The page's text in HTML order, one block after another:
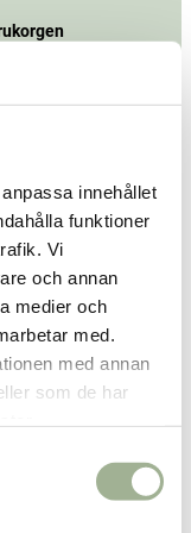
innehållet
funktioner
Vi
och annan
medier och
med.
med annan
som de har
5 st Reservera
2 st
6 st Reservera
Inom butikens öppettider